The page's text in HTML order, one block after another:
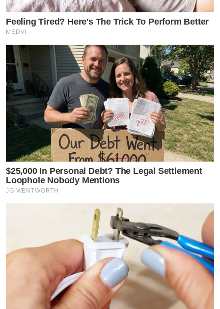
Feeling Tired? Here's The Trick To Perform Better
MEDVI
$25,000 In Personal Debt? The Legal Settlement
Loophole Nobody Mentions
JG WENTWORTH